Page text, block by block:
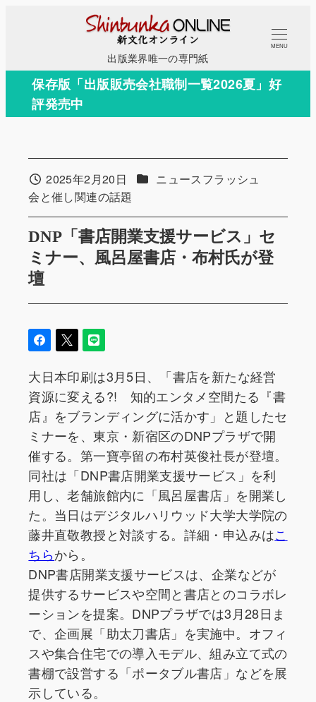
コ
テ
出版業界唯一の専門紙
MENU
保存版「出版販売会社職制一覧2026夏」好
評発売中
DNP「書店開業支援サービス」セ
ミナー、風呂屋書店・布村氏が登
壇
投稿日2025年2月20日 カテゴリー
ニュースフラッシュ
カテゴリー
会と催し関連の話題
大日本印刷は3月5日、「書店を新たな経営
資源に変える?! 知的エンタメ空間たる『書
店』をブランディングに活かす」と題したセ
ミナーを、東京・新宿区のDNPプラザで開
催する。第一寶亭留の布村英俊社長が登壇。
同社は「DNP書店開業支援サービス」を利
用し、老舗旅館内に「風呂屋書店」を開業し
た。当日はデジタルハリウッド大学大学院の
藤井直敬教授と対談する。詳細・申込みはこ
ちらから。
DNP書店開業支援サービスは、企業などが
提供するサービスや空間と書店とのコラボレ
ーションを提案。DNPプラザでは3月28日ま
で、企画展「助太刀書店」を実施中。オフィ
スや集合住宅での導入モデル、組み立て式の
書棚で設営する「ポータブル書店」などを展
示している。